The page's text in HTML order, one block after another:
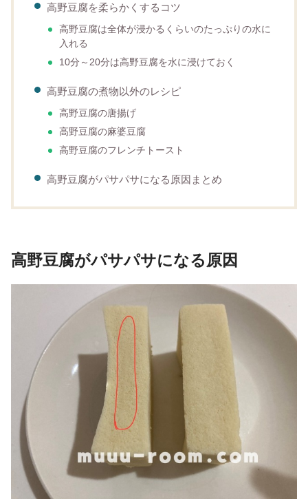
高野豆腐を柔らかくするコツ
高野豆腐は全体が浸かるくらいのたっぷりの水に
入れる
10分～20分は高野豆腐を水に浸けておく
高野豆腐の煮物以外のレシピ
高野豆腐の唐揚げ
高野豆腐の麻婆豆腐
高野豆腐のフレンチトースト
高野豆腐がパサパサになる原因まとめ
高野豆腐がパサパサになる原因